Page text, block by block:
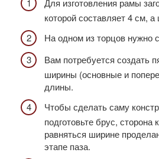
Для изготовления рамы
которой составляет 4 см,
На одном из торцов нужно
Вам потребуется создать
ширины (основные и
длины.
Чтобы сделать саму
подготовьте брус, сторона
равняться ширине
этапе паза.